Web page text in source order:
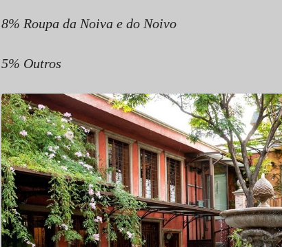
8% Roupa da Noiva e do Noivo
5% Outros